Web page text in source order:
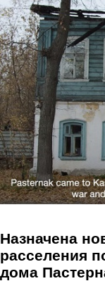
Перейти к основному
Назначена
расселения
дома